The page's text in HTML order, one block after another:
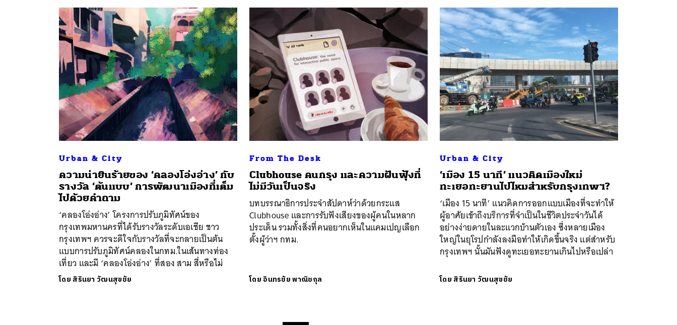
Urban & City
ความน่ายินร้ายของ ‘คลองโอ่งอ่าง’ กับ
รางวัล ‘ต้นแบบ’ การพัฒนาเมืองที่เต็ม
ไปด้วยคำถาม
‘คลองโอ่งอ่าง’ โครงการปรับภูมิทัศน์ของ
กรุงเทพมหานครที่ได้รับรางวัลระดับเอเชีย ชาว
กรุงเทพฯ ควรจะดีใจกับรางวัลที่จะกลายเป็นต้น
แบบการปรับภูมิทัศน์คลองในกทม.ในเส้นทางท่อง
เที่ยว และมี ‘คลองโอ่งอ่าง’ ที่สอง สาม สี่หรือไม่
โดย สิรินยา วัฒนสุขชัย
From The Desk
Clubhouse คนกรุง และความฝันฟุ้งที่
ไม่มีวันเป็นจริง
บทบรรณาธิการประจำสัปดาห์ว่าด้วยกระแส
Clubhouse และการรับฟังเสียงของผู้คนในหลาก
ประเด็น รวมทั้งสิ่งที่คนอยากเห็นในแคมเปญเลือก
ตั้งผู้ว่าฯ กทม.
โดย อินทรชัย พาณิชกุล
Urban & City
‘เมือง 15 นาที’ แนวคิดเมืองใหม่
ทะเยอทะยานไปไหมสำหรับกรุงเทพฯ?
‘เมือง 15 นาที’ แนวคิดการออกแบบเมืองที่จะทำให้
ผู้อาศัยเข้าถึงบริการที่จำเป็นในชีวิตประจำวันได้
อย่างง่ายดายในละแวกบ้านตัวเอง ซึ่งหลายเมือง
ใหญ่ในยุโรปกำลังลงมือทำให้เกิดขึ้นจริง แต่สำหรับ
กรุงเทพฯ นั้นมันฟังดูทะเยอทะยานเกินไปหรือเปล่า
โดย สิรินยา วัฒนสุขชัย